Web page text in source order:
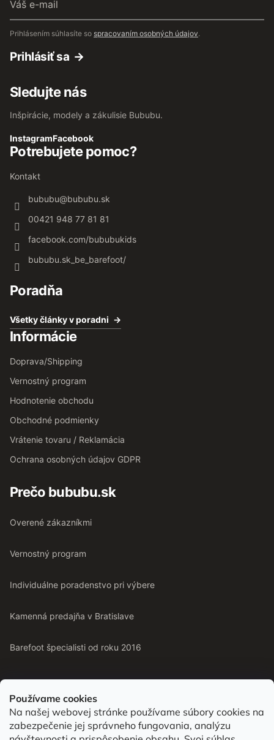
Používame cookies
Na našej webovej stránke používame súbory cookies na
zabezpečenie jej správneho fungovania, analýzu
e-
mail
Prihlásením súhlasíte so spracovaním osobných údajov.
Prihlásiť sa
Sledujte nás
Inšpirácie, modely a zákulisie Bububu.
InstagramFacebook
Potrebujete pomoc?
Kontakt
bububu@bububu.sk
00421 948 77 81 81
facebook.com/bububukids
bububu.sk_be_barefoot/
Poradňa
Všetky články v poradni
Informácie
Doprava/Shipping
Vernostný program
Hodnotenie obchodu
Obchodné podmienky
Vrátenie tovaru / Reklamácia
Ochrana osobných údajov GDPR
Prečo bububu.sk
Overené zákazníkmi
Vernostný program
Individuálne poradenstvo pri výbere
Kamenná predajňa v Bratislave
Barefoot špecialisti od roku 2016
Od roku 2016 pomáhame vyberať barefoot topánky podľa
chodidla. Nájdete nás aj v predajni v Bratislave.